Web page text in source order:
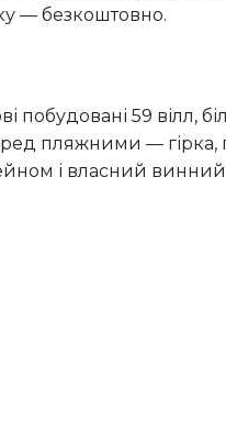
— безкоштовно.
пляжними —
і власний винний